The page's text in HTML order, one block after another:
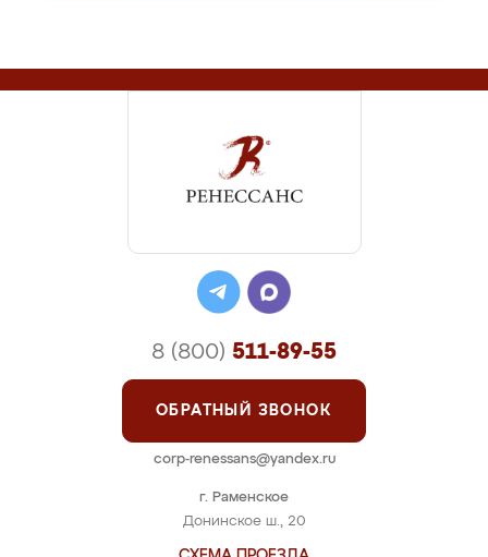
г. Раменское
Донинское ш., 20
8 (800) 511-89-55
ОБРАТНЫЙ ЗВОНОК
corp-renessans@yandex.ru